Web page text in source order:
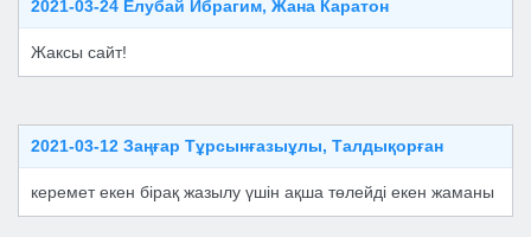
2021-03-24 Елубай Ибрагим, Жана Каратон
Жаксы сайт!
2021-03-12 Заңғар Тұрсынғазыұлы, Талдықорған
керемет екен бірақ жазылу үшін ақша төлейді екен жаманы